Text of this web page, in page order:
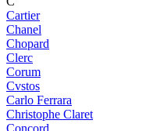
Cartier
Chanel
Chopard
Clerc
Corum
Cvstos
Carlo Ferrara
Christophe Claret
Concord